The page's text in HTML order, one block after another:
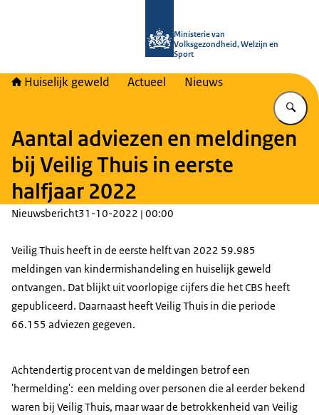
Ministerie van
Volksgezondheid, Welzijn en
Sport
Huiselijk geweld Actueel Nieuws
Aantal adviezen en meldingen
bij Veilig Thuis in eerste
halfjaar 2022
Nieuwsbericht31-10-2022 | 00:00
Veilig Thuis heeft in de eerste helft van 2022 59.985
meldingen van kindermishandeling en huiselijk geweld
ontvangen. Dat blijkt uit voorlopige cijfers die het CBS heeft
gepubliceerd. Daarnaast heeft Veilig Thuis in die periode
66.155 adviezen gegeven.
Achtendertig procent van de meldingen betrof een
'hermelding': een melding over personen die al eerder bekend
waren bij Veilig Thuis, maar waar de betrokkenheid van Veilig